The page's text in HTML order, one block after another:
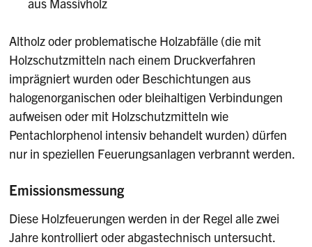
aus Massivholz
Altholz oder problematische Holzabfälle (die mit
Holzschutzmitteln nach einem Druckverfahren
imprägniert wurden oder Beschichtungen aus
halogenorganischen oder bleihaltigen Verbindungen
aufweisen oder mit Holzschutzmitteln wie
Pentachlorphenol intensiv behandelt wurden) dürfen
nur in speziellen Feuerungsanlagen verbrannt werden.
Emissionsmessung
Diese Holzfeuerungen werden in der Regel alle zwei
Jahre kontrolliert oder abgastechnisch untersucht.